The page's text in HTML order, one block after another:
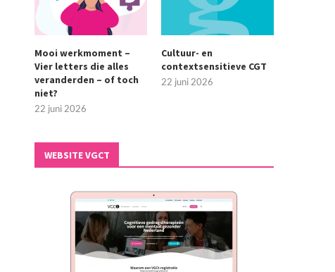
Mooi werkmoment –
Vier letters die alles
veranderden – of toch
niet?
22 juni 2026
Cultuur- en
contextsensitieve CGT
22 juni 2026
WEBSITE VGCT